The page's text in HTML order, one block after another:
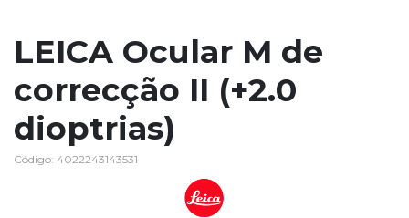
LEICA Ocular M de
correcção II (+2.0
dioptrias)
Código: 4022243143531